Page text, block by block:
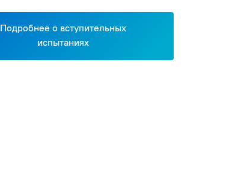
Подробнее о вступительных
испытаниях